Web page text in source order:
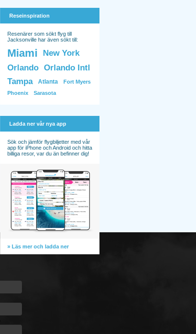
Reseinspiration
Resenärer som sökt flyg till
Jacksonville har även sökt till:
Miami
New York
Orlando Orlando Intl
Tampa
Atlanta
Fort Myers
Phoenix
Sarasota
Ladda ner vår nya app
Sök och jämför flygbiljetter med vår
app för iPhone och Android och hitta
billiga resor, var du än befinner dig!
» Läs mer och ladda ner